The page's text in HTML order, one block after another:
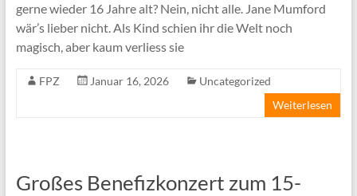
gerne wieder 16 Jahre alt? Nein, nicht alle. Jane Mumford
wär’s lieber nicht. Als Kind schien ihr die Welt noch
magisch, aber kaum verliess sie
FPZ Januar 16, 2026
Uncategorized
Weiterlesen
Großes Benefizkonzert zum 15-